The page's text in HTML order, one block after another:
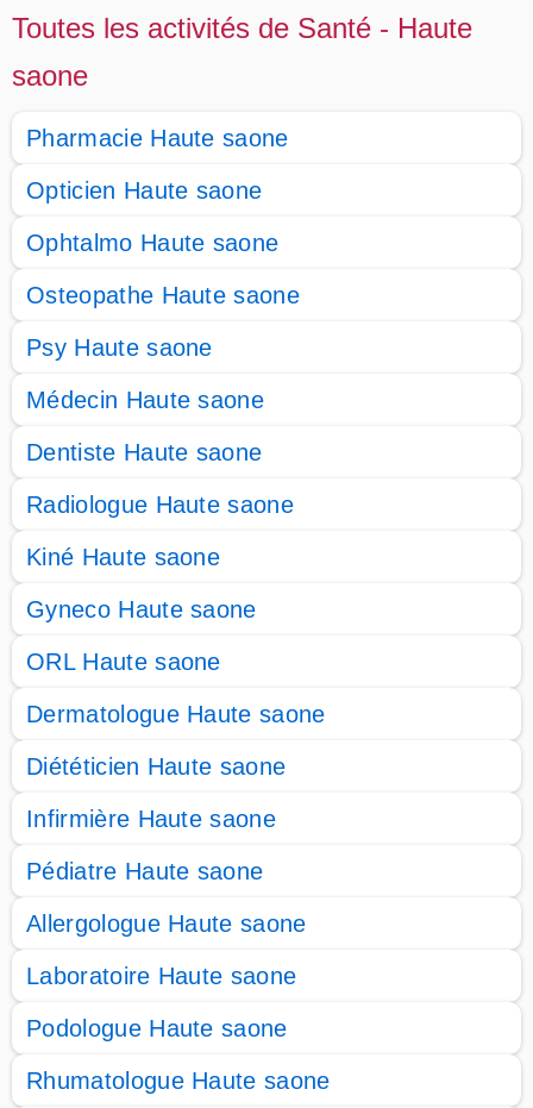
Toutes les activités de Santé - Haute
saone
Pharmacie Haute saone
Opticien Haute saone
Ophtalmo Haute saone
Osteopathe Haute saone
Psy Haute saone
Médecin Haute saone
Dentiste Haute saone
Radiologue Haute saone
Kiné Haute saone
Gyneco Haute saone
ORL Haute saone
Dermatologue Haute saone
Diététicien Haute saone
Infirmière Haute saone
Pédiatre Haute saone
Allergologue Haute saone
Laboratoire Haute saone
Podologue Haute saone
Rhumatologue Haute saone